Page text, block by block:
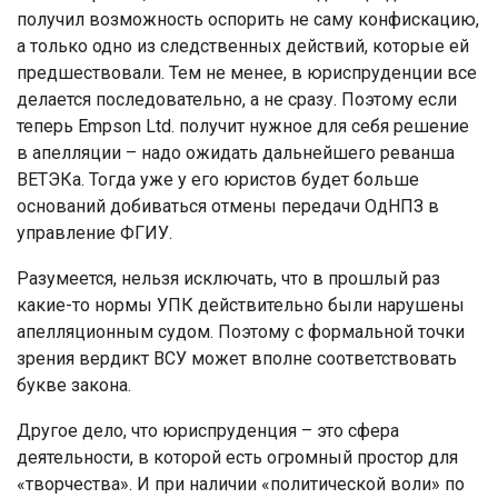
получил возможность оспорить не саму конфискацию,
а только одно из следственных действий, которые ей
предшествовали. Тем не менее, в юриспруденции все
делается последовательно, а не сразу. Поэтому если
теперь Empson Ltd. получит нужное для себя решение
в апелляции – надо ожидать дальнейшего реванша
ВЕТЭКа. Тогда уже у его юристов будет больше
оснований добиваться отмены передачи ОдНПЗ в
управление ФГИУ.
Разумеется, нельзя исключать, что в прошлый раз
какие-то нормы УПК действительно были нарушены
апелляционным судом. Поэтому с формальной точки
зрения вердикт ВСУ может вполне соответствовать
букве закона.
Другое дело, что юриспруденция – это сфера
деятельности, в которой есть огромный простор для
«творчества». И при наличии «политической воли» по